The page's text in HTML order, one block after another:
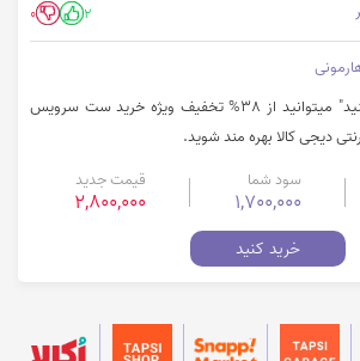
2
0
با کلیک بر روی "خرید کنید" میتوانید از 38% تخفیف ویژه خرید ست سرویس
دیجی کالا بهره مند شوید.
سود شما
1,700,000
قیمت جدید
2,800,000
خرید کنید